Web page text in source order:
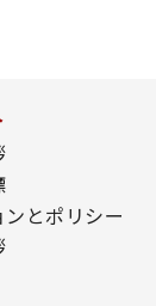
とポリシー